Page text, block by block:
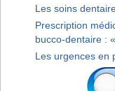
Les soins
Prescription
bucco-dentaire :
Les urgences en